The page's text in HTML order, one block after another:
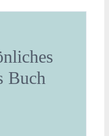
Buch